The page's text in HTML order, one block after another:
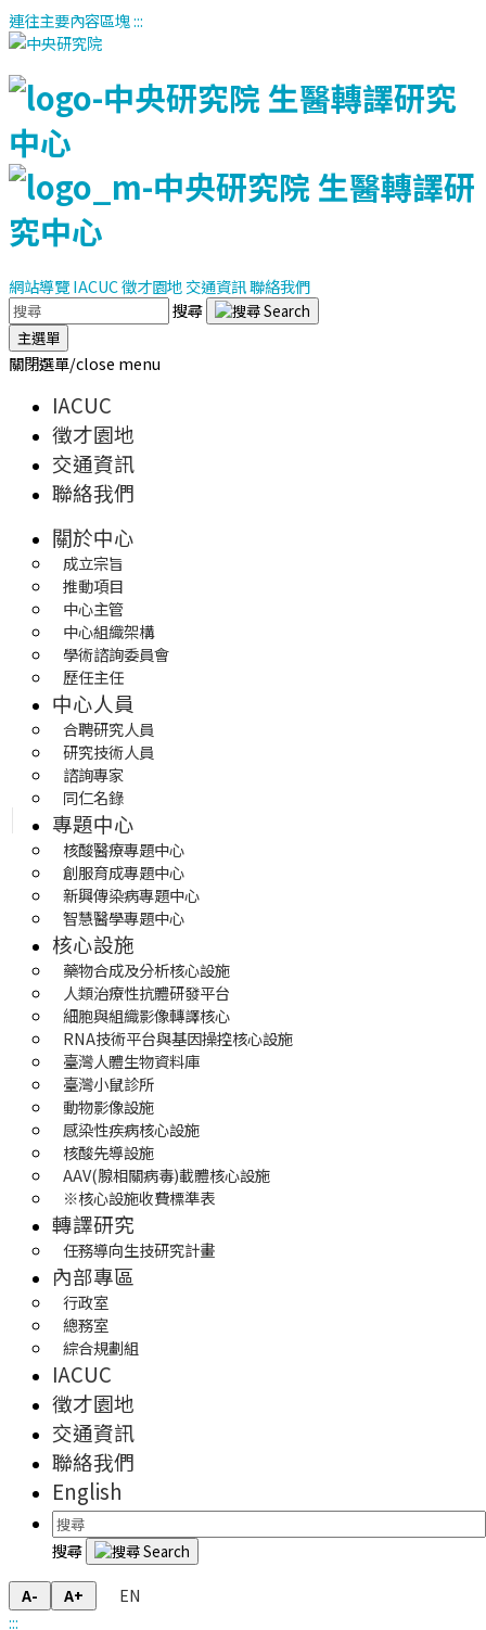
連往主要內容區塊:::
網站導覽IACUC徵才園地交通資訊聯絡我們
搜尋
主選單
關閉選單/close menu
IACUC
徵才園地
交通資訊
聯絡我們
關於中心
成立宗旨
推動項目
中心主管
中心組織架構
學術諮詢委員會
歷任主任
中心人員
合聘研究人員
研究技術人員
諮詢專家
同仁名錄
專題中心
核酸醫療專題中心
創服育成專題中心
新興傳染病專題中心
智慧醫學專題中心
核心設施
藥物合成及分析核心設施
人類治療性抗體研發平台
細胞與組織影像轉譯核心
RNA技術平台與基因操控核心設施
臺灣人體生物資料庫
臺灣小鼠診所
動物影像設施
感染性疾病核心設施
核酸先導設施
AAV(腺相關病毒)載體核心設施
※核心設施收費標準表
轉譯研究
任務導向生技研究計畫
內部專區
行政室
總務室
綜合規劃組
IACUC
徵才園地
交通資訊
聯絡我們
English
搜尋
A- A+
EN
:::